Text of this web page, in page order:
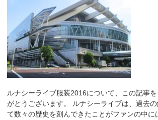
ルナシーライブ服装2016について、この記事
がとうございます。 ルナシーライブは、過去
て数々の歴史を刻んできたことがファンの中に